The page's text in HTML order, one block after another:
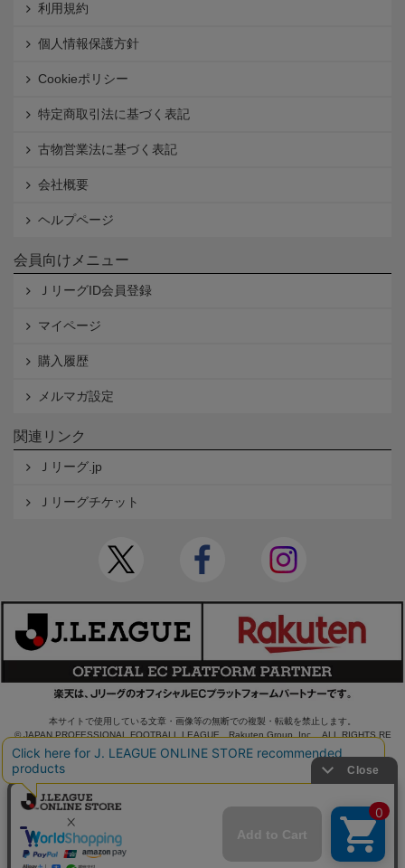
利用規約
個人情報保護方針
Cookieポリシー
特定商取引法に基づく表記
古物営業法に基づく表記
会社概要
ヘルプページ
会員向けメニュー
ＪリーグID会員登録
マイページ
購入履歴
メルマガ設定
関連リンク
Ｊリーグ.jp
Ｊリーグチケット
本サイトで使用している文章・画像等の無断での複製・転載を禁止します。
© JAPAN PROFESSIONAL FOOTBALL LEAGUE Rakuten Group, Inc. ALL RIGHTS RE
SERVED.